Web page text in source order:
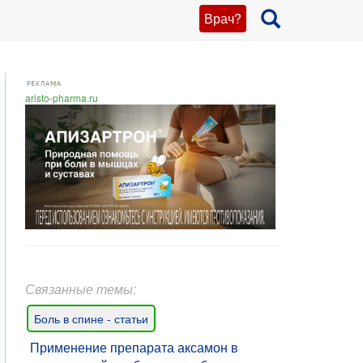
Врач?
aristo-pharma.ru
Связанные темы:
Боль в спине - статьи
Применение препарата аксамон в